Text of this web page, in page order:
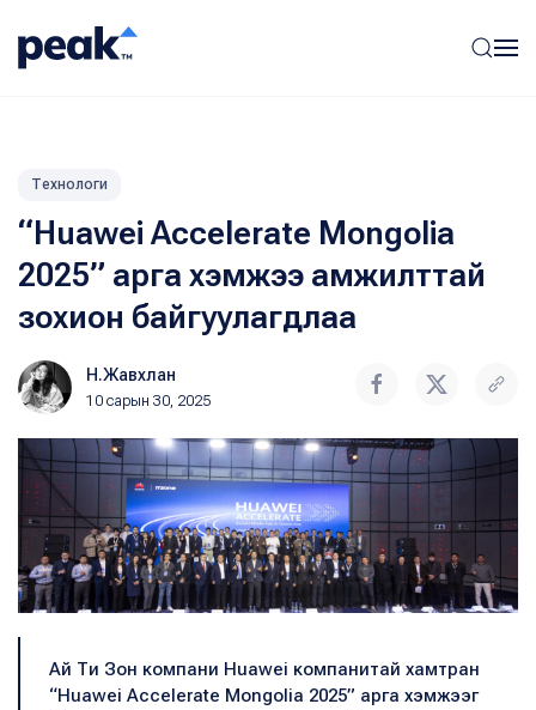
Технологи
“Huawei Accelerate Mongolia
2025” арга хэмжээ амжилттай
зохион байгуулагдлаа
Н.Жавхлан
10 сарын 30, 2025
Ай Ти Зон компани Huawei компанитай хамтран
“Huawei Accelerate Mongolia 2025” арга хэмжээг